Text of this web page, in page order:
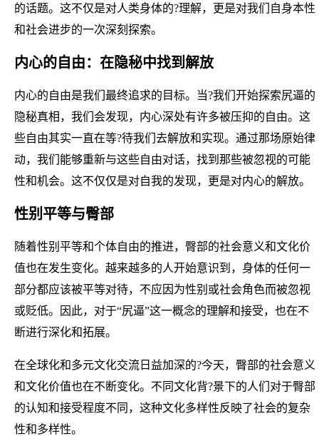
的话题。这不仅是对人类身体的?理解，更是对我们自身本性
和社会进步的一次深刻探索。
内心的自由：在隐秘中找到解放
内心的自由是我们最终追求的目标。当?我们开始探索尻逼的
隐秘真相，我们会发现，内心深处有许多被压抑的自由。这
些自由其实一直在等?待我们去解放和实现。通过那场原始律
动，我们能够重新与这些自由对话，找到那些被忽视的可能
性和机会。这不仅仅是对自我的发现，更是对内心的解放。
性别平等与臀部
随着性别平等和个体自由的推进，臀部的社会意义和文化价
值也在发生变化。越来越多的人开始意识到，身体的任何一
部分都应该被平等对待，不应因为性别或社会角色而被忽视
或贬低。因此，对于“尻逼”这一概念的理解和接受，也在不
断进行深化和拓展。
在全球化和多元文化交流日益加深的?今天，臀部的社会意义
和文化价值也在不断变化。不同文化背?景下的人们对于臀部
的认知和接受程度不同，这种文化多样性反映了社会的复杂
性和多样性。